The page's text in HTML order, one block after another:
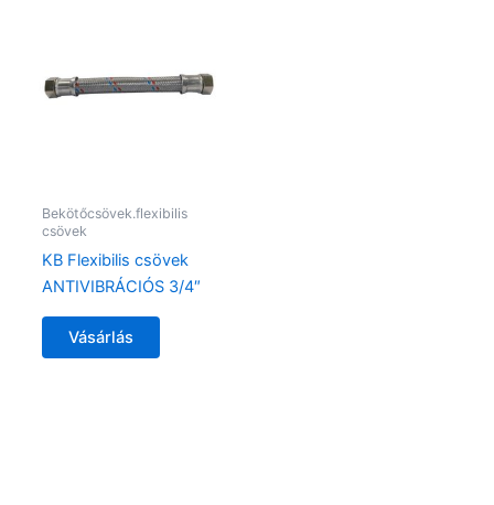
Bekötőcsövek.flexibilis
csövek
KB Flexibilis csövek
ANTIVIBRÁCIÓS 3/4″
Vásárlás